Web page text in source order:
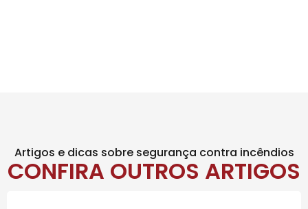
Artigos e dicas sobre segurança contra incêndios
CONFIRA OUTROS ARTIGOS